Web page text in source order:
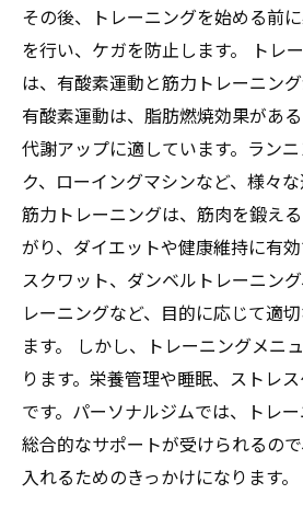
その後、トレーニングを始める前
を行い、ケガを防止します。 トレ
は、有酸素運動と筋力トレーニング
有酸素運動は、脂肪燃焼効果があ
代謝アップに適しています。ラン
ク、ローイングマシンなど、様々な
筋力トレーニングは、筋肉を鍛え
がり、ダイエットや健康維持に有
スクワット、ダンベルトレーニン
レーニングなど、目的に応じて適
ます。 しかし、トレーニングメニ
ります。栄養管理や睡眠、ストレ
です。パーソナルジムでは、トレー
総合的なサポートが受けられるの
入れるためのきっかけになります。